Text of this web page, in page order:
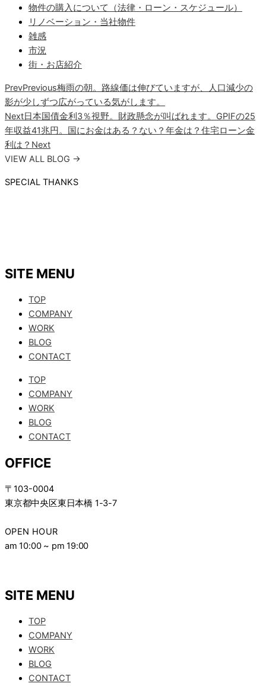
物件の購入について（法律・ローン・スケジュール）
リノベーション・当社物件
雑感
市況
街・お店紹介
PrevPrevious梅雨の朝。路線価は伸びていますが、人口減少の
影が少しずつ広がっている気がします。
Next日本国債金利3％視野。財政懸念が叫ばれます。GPIFの25
年収益41兆円。国にお金はある？ない？年金は？住宅ローン金
利は？ Next
VIEW ALL BLOG →
SPECIAL THANKS
SITE MENU
TOP
COMPANY
WORK
BLOG
CONTACT
TOP
COMPANY
WORK
BLOG
CONTACT
OFFICE
〒103-0004
東京都中央区東日本橋 1-3-7
OPEN HOUR
am 10:00 ~ pm 19:00
SITE MENU
TOP
COMPANY
WORK
BLOG
CONTACT